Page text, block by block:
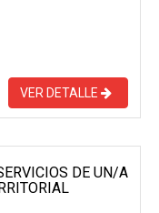
VER DETALLE
DE UN/A